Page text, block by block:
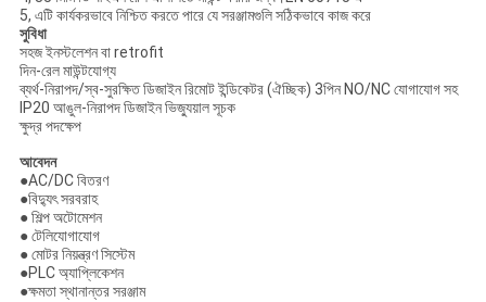
5, এটি কার্যকরভাবে নিশ্চিত করতে পারে যে সরঞ্জামগুলি সঠিকভাবে কাজ করে
সুবিধা
সহজ ইনস্টলেশন বা retrofit
দিন-রেল মাউন্টযোগ্য
ব্যর্থ-নিরাপদ/স্ব-সুরক্ষিত ডিজাইন রিমোট ইন্ডিকেটর (ঐচ্ছিক) 3পিন NO/NC যোগাযোগ সহ
IP20 আঙুল-নিরাপদ ডিজাইন ভিজ্যুয়াল সূচক
ক্ষুদ্র পদক্ষেপ
আবেদন
●AC/DC বিতরণ
●বিদ্যুৎ সরবরাহ
● শিল্প অটোমেশন
● টেলিযোগাযোগ
● মোটর নিয়ন্ত্রণ সিস্টেম
●PLC অ্যাপ্লিকেশন
●ক্ষমতা স্থানান্তর সরঞ্জাম